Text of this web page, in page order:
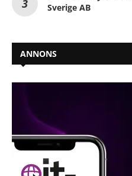
Sverige AB
ANNONS